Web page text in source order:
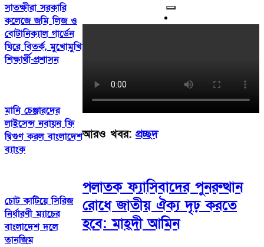
সাতক্ষীরা সরকারি
কলেজে জমি লিজ ও
বোটানিক্যাল গার্ডেন
ঘিরে বিতর্ক, মুখোমুখি
শিক্ষার্থী-প্রশাসন
মানি চেঞ্জারদের
লাইসেন্স নবায়ন ফি
দ্বিগুণ করল বাংলাদেশ
ব্যাংক
চোট কাটিয়ে সিরিজ
নির্ধারণী ম্যাচের
বাংলাদেশ দলে
তানজিম
আরও খবর: প্রচ্ছদ
পলাতক ফ্যাসিবাদের পুনরুত্থান
রোধে জাতীয় ঐক্য দৃঢ় করতে
হবে: মাহ্দী আমিন